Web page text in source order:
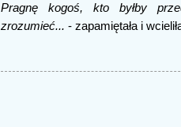
Pragnę kogoś, kto byłby
zrozumieć... - zapamiętała i